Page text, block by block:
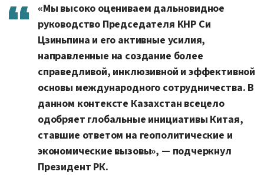
«Мы высоко оцениваем дальновидное
руководство Председателя КНР Си
Цзиньпина и его активные усилия,
направленные на создание более
справедливой, инклюзивной и эффективной
основы международного сотрудничества. В
данном контексте Казахстан всецело
одобряет глобальные инициативы Китая,
ставшие ответом на геополитические и
экономические вызовы», — подчеркнул
Президент РК.